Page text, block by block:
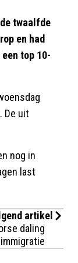
twaalfde
en had
top 10-
De uit
nog in
last
artikel
daling